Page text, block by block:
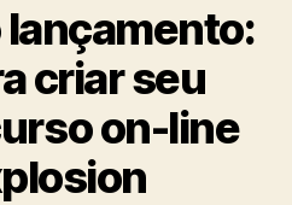
lançamento:
criar seu
on-line